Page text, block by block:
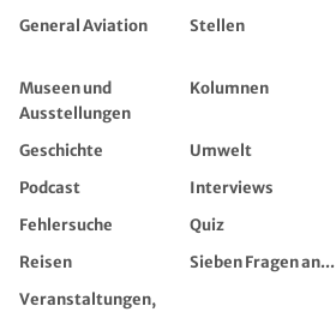
General Aviation
Stellen
Museen und
Ausstellungen
Kolumnen
Geschichte Umwelt
Podcast
Interviews
Fehlersuche
Quiz
Reisen
Sieben Fragen an...
Veranstaltungen,